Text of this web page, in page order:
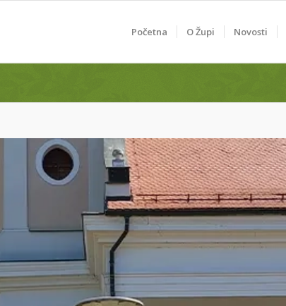
Početna O Župi Novosti